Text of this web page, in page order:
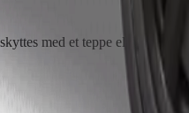
med et teppe eller underlag.